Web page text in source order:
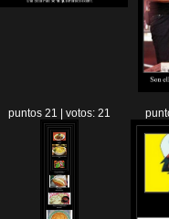
puntos 21 | votos: 21